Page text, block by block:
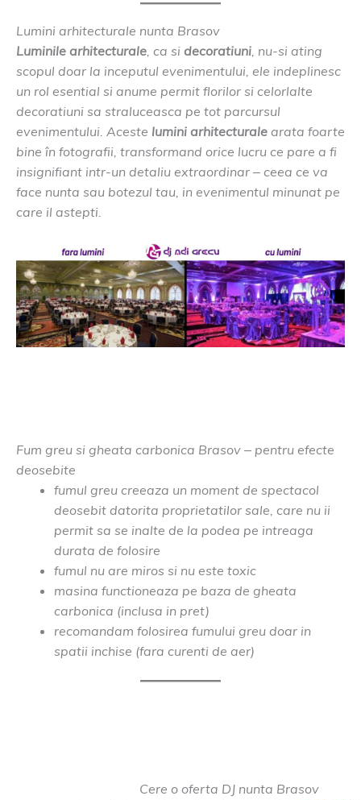
Lumini arhitecturale nunta Brasov
Luminile arhitecturale , ca si decoratiuni , nu-si ating
scopul doar la inceputul evenimentului, ele indeplinesc
un rol esential si anume permit florilor si celorlalte
decoratiuni sa straluceasca pe tot parcursul
evenimentului. Aceste lumini arhitecturale arata foarte
bine în fotografii, transformand orice lucru ce pare a fi
insignifiant intr-un detaliu extraordinar – ceea ce va
face nunta sau botezul tau, in evenimentul minunat pe
care il astepti.
Fum greu si gheata carbonica Brasov – pentru efecte
deosebite
fumul greu creeaza un moment de spectacol
deosebit datorita proprietatilor sale, care nu ii
permit sa se inalte de la podea pe intreaga
durata de folosire
fumul nu are miros si nu este toxic
masina functioneaza pe baza de gheata
carbonica (inclusa in pret)
recomandam folosirea fumului greu doar in
spatii inchise (fara curenti de aer)
Cere o oferta DJ nunta Brasov